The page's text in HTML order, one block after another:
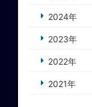
2024年
2023年
2022年
2021年